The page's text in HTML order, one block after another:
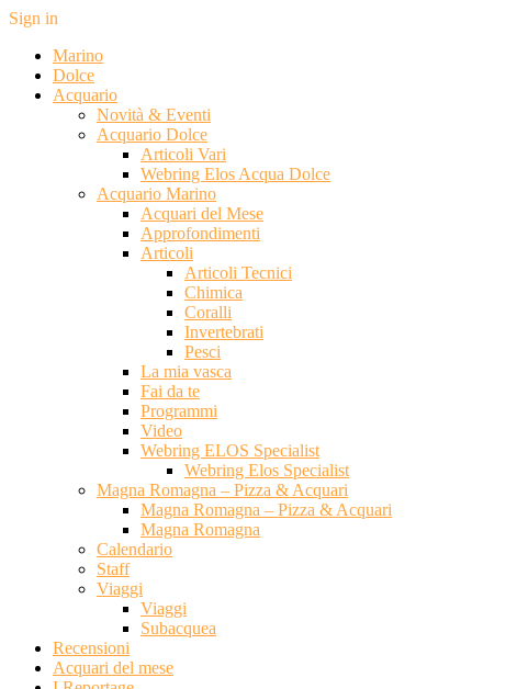
Sign in
Marino
Dolce
Acquario
Novità & Eventi
Acquario Dolce
Articoli Vari
Webring Elos Acqua Dolce
Acquario Marino
Acquari del Mese
Approfondimenti
Articoli
Articoli Tecnici
Chimica
Coralli
Invertebrati
Pesci
La mia vasca
Fai da te
Programmi
Video
Webring ELOS Specialist
Webring Elos Specialist
Magna Romagna – Pizza & Acquari
Magna Romagna – Pizza & Acquari
Magna Romagna
Calendario
Staff
Viaggi
Viaggi
Subacquea
Recensioni
Acquari del mese